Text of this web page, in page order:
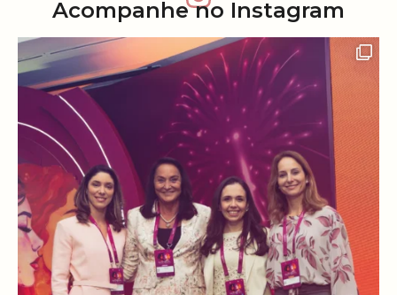
Acompanhe no Instagram